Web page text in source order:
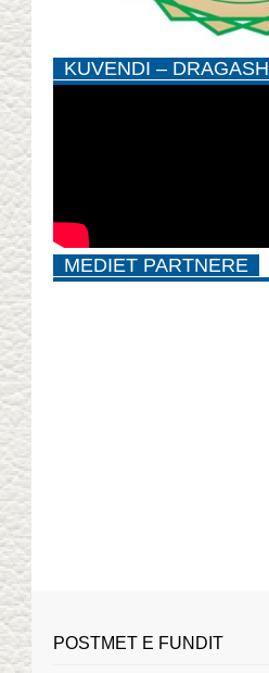
KUVENDI – DRAGASH
MEDIET PARTNERE
POSTMET E FUNDIT